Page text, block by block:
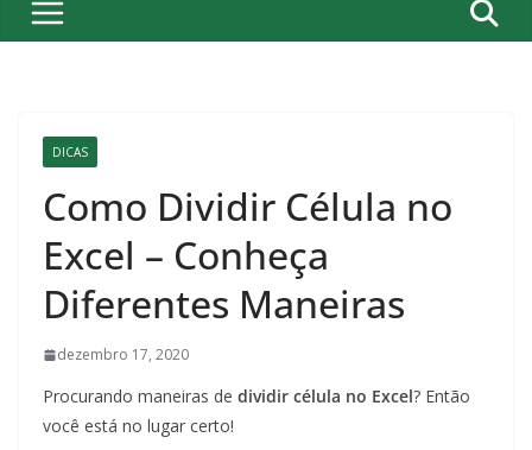
DICAS
Como Dividir Célula no
Excel – Conheça
Diferentes Maneiras
dezembro 17, 2020
Procurando maneiras de dividir célula no Excel? Então
você está no lugar certo!